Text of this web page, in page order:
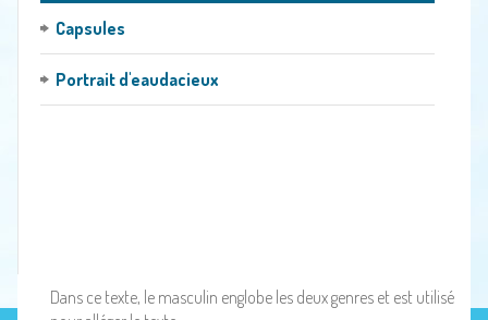
Capsules
Portrait d'eaudacieux
Dans ce texte, le masculin englobe les deux genres et est utilisé